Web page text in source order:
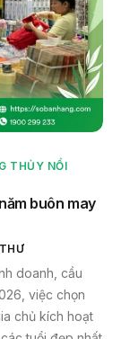
THỦY NỔI
buôn may
doanh, cầu
việc chọn
chủ kích hoạt